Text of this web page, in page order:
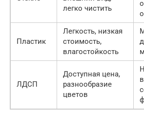
легко чистить
Пластик
Легкость, низкая
стоимость,
влагостойкость
ЛДСП
Доступная цена,
разнообразие
цветов